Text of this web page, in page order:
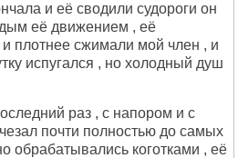
и её сводили судороги он
её движением , её
плотнее сжимали мой член , и
испугался , но холодный душ
раз , с напором и с
почти полностью до самых
обрабатывались коготками , её